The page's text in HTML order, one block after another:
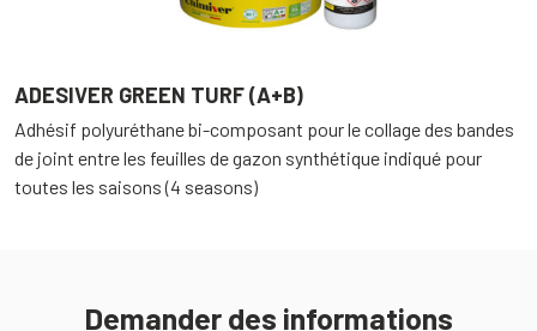
ADESIVER GREEN TURF (A+B)
Adhésif polyuréthane bi-composant pour le collage des bandes
de joint entre les feuilles de gazon synthétique indiqué pour
toutes les saisons (4 seasons)
Demander des informations